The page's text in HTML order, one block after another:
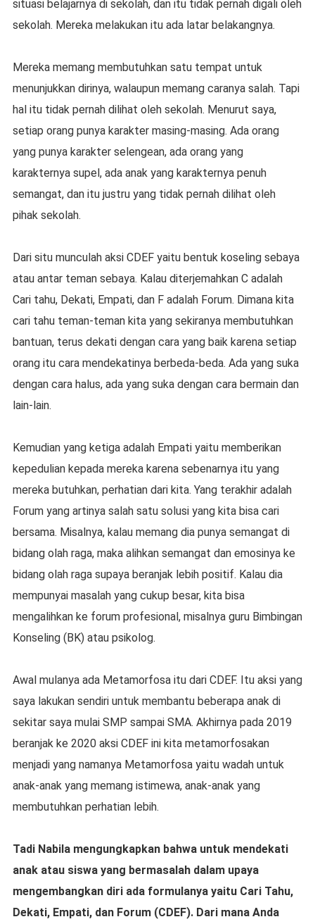
situasi belajarnya di sekolah, dan itu tidak pernah digali oleh
sekolah. Mereka melakukan itu ada latar belakangnya.
Mereka memang membutuhkan satu tempat untuk
menunjukkan dirinya, walaupun memang caranya salah. Tapi
hal itu tidak pernah dilihat oleh sekolah. Menurut saya,
setiap orang punya karakter masing-masing. Ada orang
yang punya karakter selengean, ada orang yang
karakternya supel, ada anak yang karakternya penuh
semangat, dan itu justru yang tidak pernah dilihat oleh
pihak sekolah.
Dari situ munculah aksi CDEF yaitu bentuk koseling sebaya
atau antar teman sebaya. Kalau diterjemahkan C adalah
Cari tahu, Dekati, Empati, dan F adalah Forum. Dimana kita
cari tahu teman-teman kita yang sekiranya membutuhkan
bantuan, terus dekati dengan cara yang baik karena setiap
orang itu cara mendekatinya berbeda-beda. Ada yang suka
dengan cara halus, ada yang suka dengan cara bermain dan
lain-lain.
Kemudian yang ketiga adalah Empati yaitu memberikan
kepedulian kepada mereka karena sebenarnya itu yang
mereka butuhkan, perhatian dari kita. Yang terakhir adalah
Forum yang artinya salah satu solusi yang kita bisa cari
bersama. Misalnya, kalau memang dia punya semangat di
bidang olah raga, maka alihkan semangat dan emosinya ke
bidang olah raga supaya beranjak lebih positif. Kalau dia
mempunyai masalah yang cukup besar, kita bisa
mengalihkan ke forum profesional, misalnya guru Bimbingan
Konseling (BK) atau psikolog.
Awal mulanya ada Metamorfosa itu dari CDEF. Itu aksi yang
saya lakukan sendiri untuk membantu beberapa anak di
sekitar saya mulai SMP sampai SMA. Akhirnya pada 2019
beranjak ke 2020 aksi CDEF ini kita metamorfosakan
menjadi yang namanya Metamorfosa yaitu wadah untuk
anak-anak yang memang istimewa, anak-anak yang
membutuhkan perhatian lebih.
Tadi Nabila mengungkapkan bahwa untuk mendekati
anak atau siswa yang bermasalah dalam upaya
mengembangkan diri ada formulanya yaitu Cari Tahu,
Dekati, Empati, dan Forum (CDEF). Dari mana Anda